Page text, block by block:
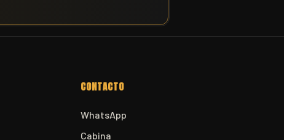
CONTACTO
WhatsApp
Cabina